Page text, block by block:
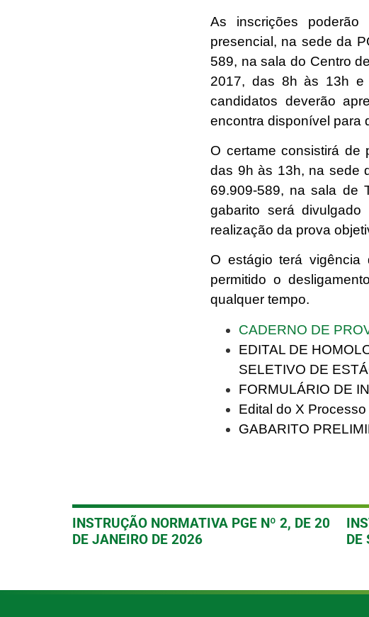
As inscrições poderão
presencial, na sede da
589, na sala do Centro
2017, das 8h às 13h e
candidatos deverão
encontra disponível para
O certame consistirá de
das 9h às 13h, na sede
69.909-589, na sala de
gabarito será
realização da prova
O estágio terá
permitido o
qualquer tempo.
CADERNO DE
EDITAL DE
SELETIVO DE
FORMULÁRIO DE
Edital do X
GABARITO
INSTRUÇÃO NORMATIVA PGE Nº 2, DE 20
DE JANEIRO DE 2026
DE